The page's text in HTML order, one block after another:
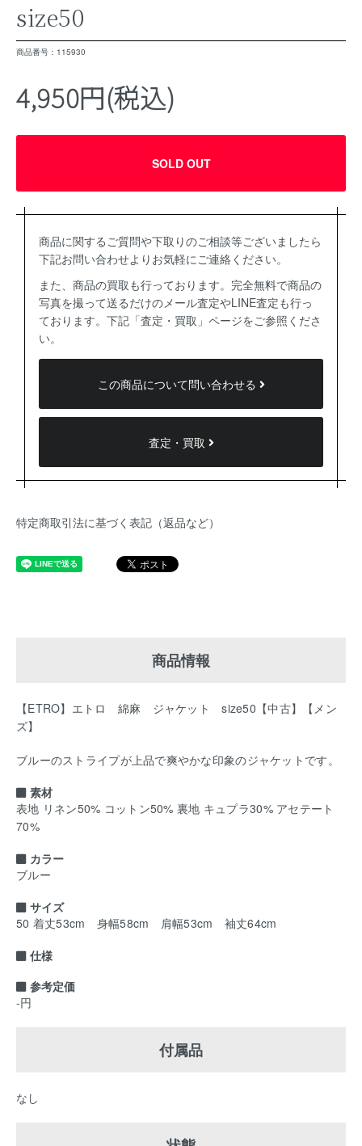
size50
商品番号：115930
4,950円(税込)
SOLD OUT
商品に関するご質問や下取りのご相談等ございましたら
下記お問い合わせよりお気軽にご連絡ください。
また、商品の買取も行っております。完全無料で商品の
写真を撮って送るだけのメール査定やLINE査定も行っ
ております。下記「査定・買取」ページをご参照くださ
い。
この商品について問い合わせる
査定・買取
特定商取引法に基づく表記（返品など）
商品情報
【ETRO】エトロ 綿麻 ジャケット size50【中古】【メン
ズ】
ブルーのストライプが上品で爽やかな印象のジャケットです。
素材
表地 リネン50% コットン50% 裏地 キュプラ30% アセテート
70%
カラー
ブルー
サイズ
50 着丈53cm 身幅58cm 肩幅53cm 袖丈64cm
仕様
参考定価
-円
付属品
なし